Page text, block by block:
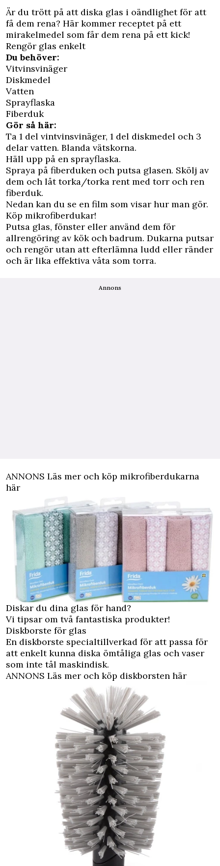
Är du trött på att diska glas i oändlighet för att
få dem rena? Här kommer receptet på ett
mirakelmedel som får dem rena på ett kick!
Rengör glas enkelt
Du behöver:
Vitvinsvinäger
Diskmedel
Vatten
Sprayflaska
Fiberduk
Gör så här:
Ta 1 del vintvinsvinäger, 1 del diskmedel och 3
delar vatten. Blanda vätskorna.
Häll upp på en sprayflaska.
Spraya på fiberduken och putsa glasen. Skölj av
dem och låt torka/torka rent med torr och ren
fiberduk.
Nedan kan du se en film som visar hur man gör.
Köp mikrofiberdukar!
Putsa glas, fönster eller använd dem för
allrengöring av kök och badrum. Dukarna putsar
och rengör utan att efterlämna ludd eller ränder
och är lika effektiva våta som torra.
Annons
ANNONS Läs mer och köp mikrofiberdukarna
här
Diskar du dina glas för hand?
Vi tipsar om två fantastiska produkter!
Diskborste för glas
En diskborste specialtillverkad för att passa för
att enkelt kunna diska ömtåliga glas och vaser
som inte tål maskindisk.
ANNONS Läs mer och köp diskborsten här